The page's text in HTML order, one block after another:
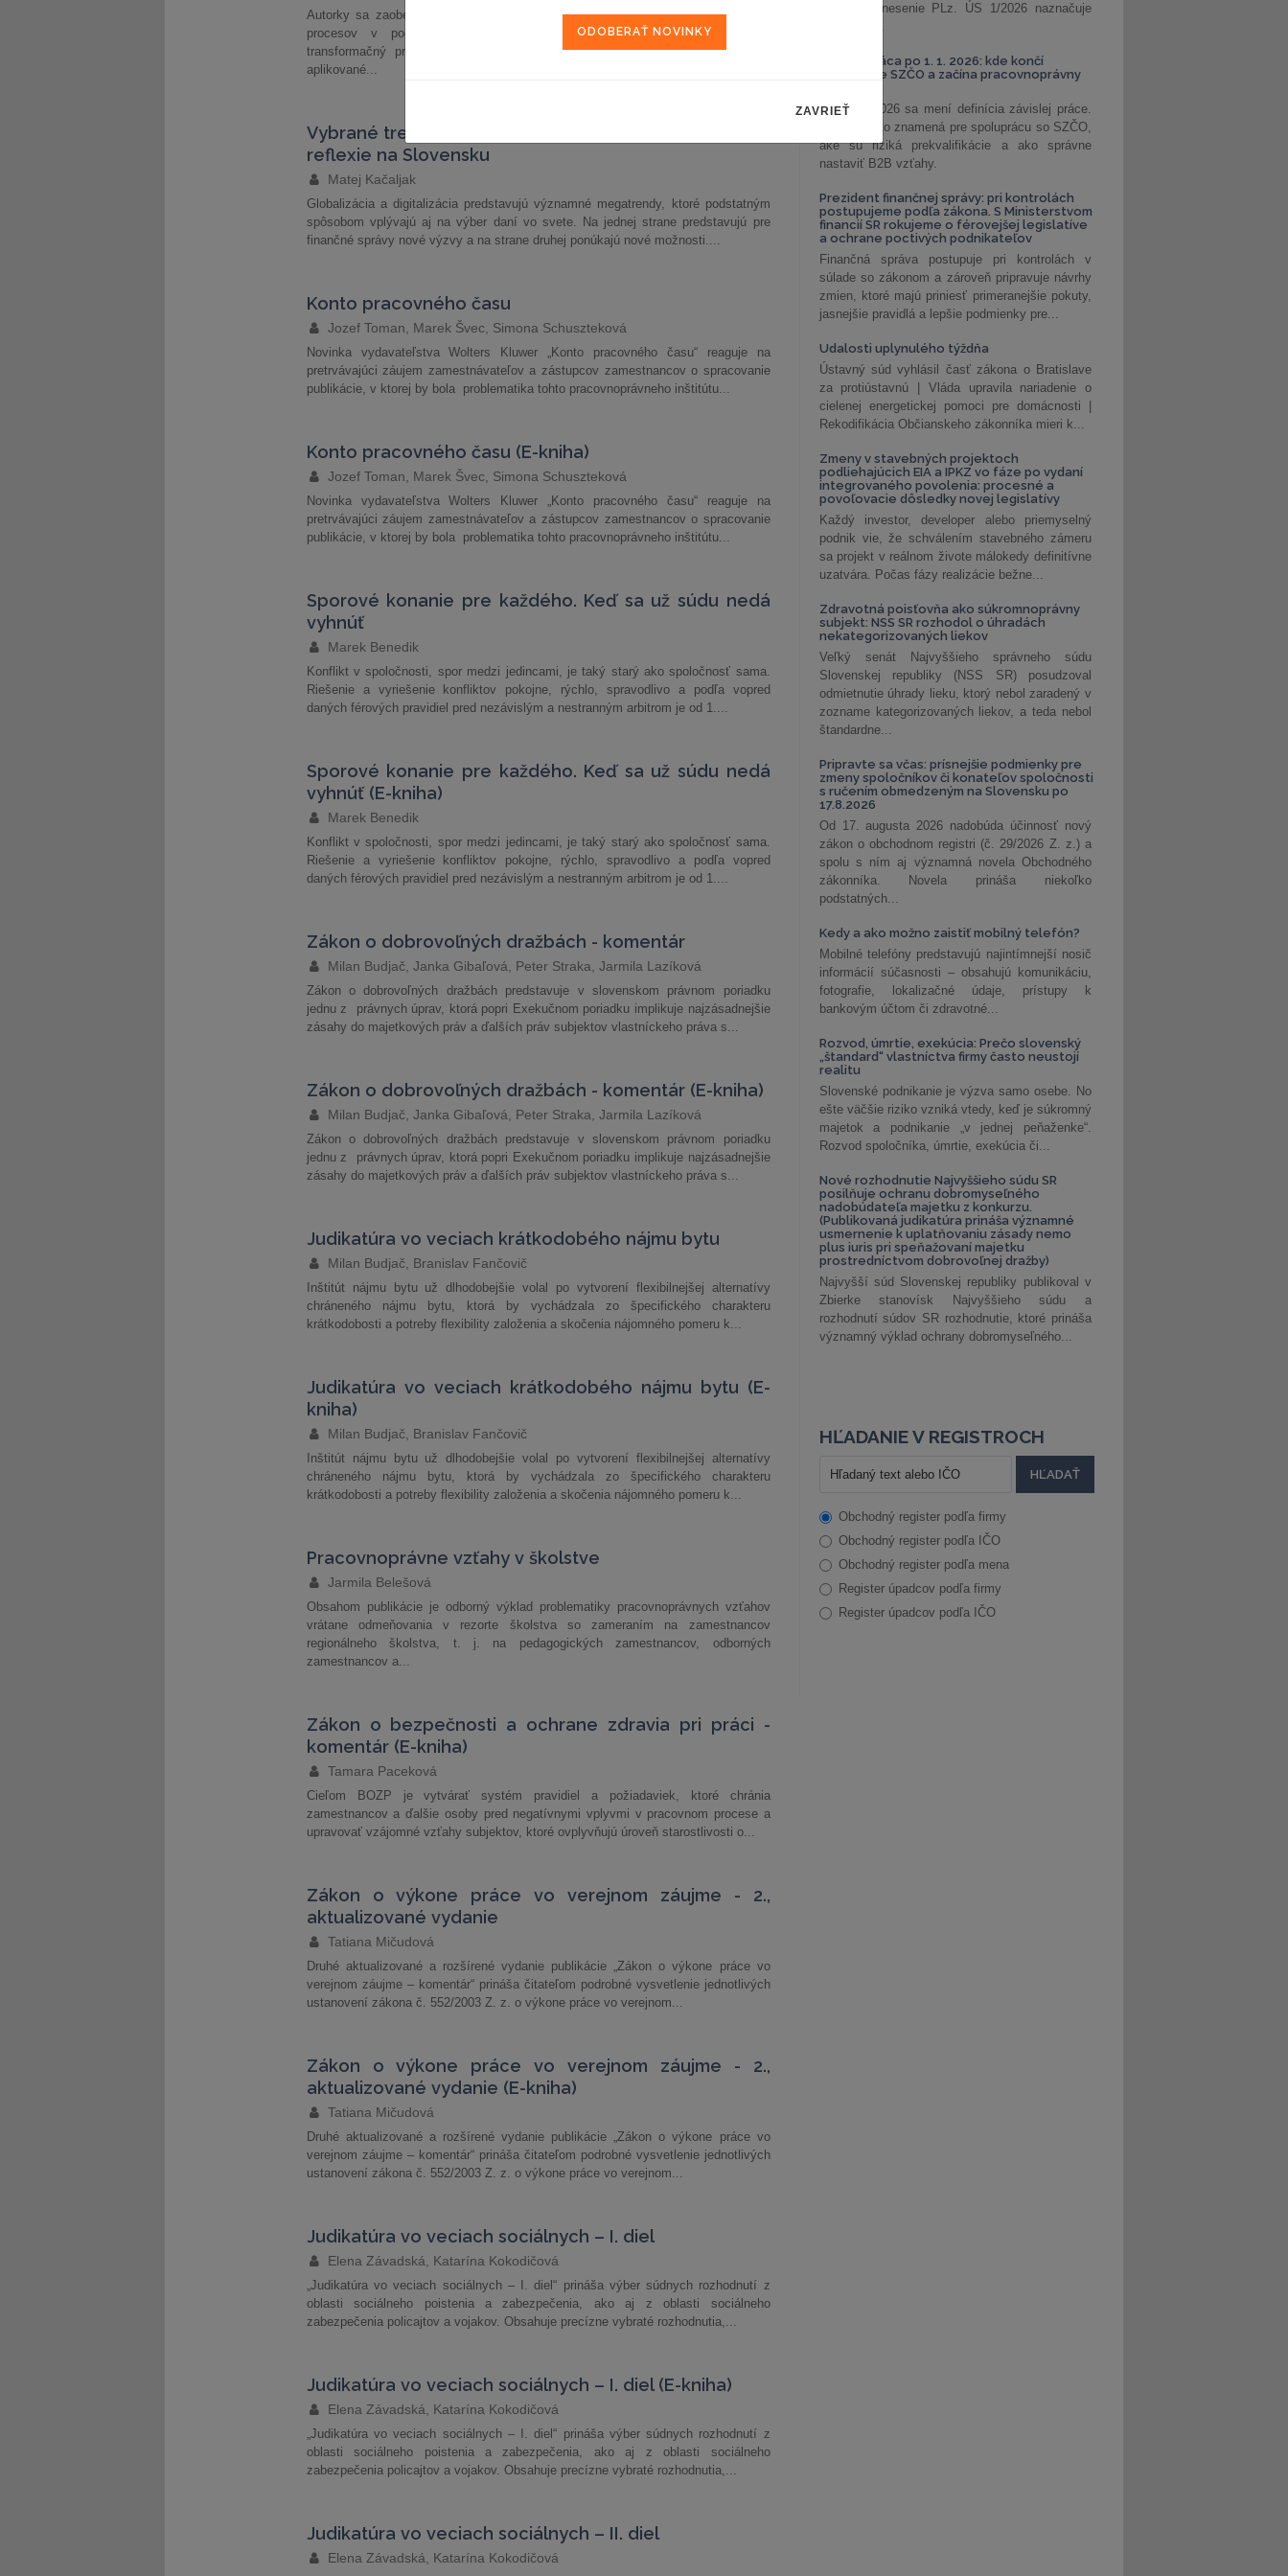
Autorky sa zaoberajú základnými otázkami činnosti podnikov a vyhodnocovania
procesov v podnikoch prostredníctvom hodnotových nástrojov. Analyzujú
transformačný proces podniku, jeho prvky, fázy a sféry, ktoré sú následne
aplikované...
Vybrané trendy vo výbere daní a možnosti ich právnej
reflexie na Slovensku
Matej Kačaljak
Globalizácia a digitalizácia predstavujú významné megatrendy, ktoré podstatným
spôsobom vplývajú aj na výber daní vo svete. Na jednej strane predstavujú pre
finančné správy nové výzvy a na strane druhej ponúkajú nové možnosti....
Konto pracovného času
Jozef Toman, Marek Švec, Simona Schuszteková
Novinka vydavateľstva Wolters Kluwer „Konto pracovného času“ reaguje na
pretrvávajúci záujem zamestnávateľov a zástupcov zamestnancov o spracovanie
publikácie, v ktorej by bola problematika tohto pracovnoprávneho inštitútu...
Konto pracovného času (E-kniha)
Jozef Toman, Marek Švec, Simona Schuszteková
Novinka vydavateľstva Wolters Kluwer „Konto pracovného času“ reaguje na
pretrvávajúci záujem zamestnávateľov a zástupcov zamestnancov o spracovanie
publikácie, v ktorej by bola problematika tohto pracovnoprávneho inštitútu...
Sporové konanie pre každého. Keď sa už súdu nedá
vyhnúť
Marek Benedik
Konflikt v spoločnosti, spor medzi jedincami, je taký starý ako spoločnosť sama.
Riešenie a vyriešenie konfliktov pokojne, rýchlo, spravodlivo a podľa vopred
daných férových pravidiel pred nezávislým a nestranným arbitrom je od 1....
Sporové konanie pre každého. Keď sa už súdu nedá
vyhnúť (E-kniha)
Marek Benedik
Konflikt v spoločnosti, spor medzi jedincami, je taký starý ako spoločnosť sama.
Riešenie a vyriešenie konfliktov pokojne, rýchlo, spravodlivo a podľa vopred
daných férových pravidiel pred nezávislým a nestranným arbitrom je od 1....
Zákon o dobrovoľných dražbách - komentár
Milan Budjač, Janka Gibaľová, Peter Straka, Jarmila Lazíková
Zákon o dobrovoľných dražbách predstavuje v slovenskom právnom poriadku
jednu z právnych úprav, ktorá popri Exekučnom poriadku implikuje najzásadnejšie
zásahy do majetkových práv a ďalších práv subjektov vlastníckeho práva s...
Zákon o dobrovoľných dražbách - komentár (E-kniha)
Milan Budjač, Janka Gibaľová, Peter Straka, Jarmila Lazíková
Zákon o dobrovoľných dražbách predstavuje v slovenskom právnom poriadku
jednu z právnych úprav, ktorá popri Exekučnom poriadku implikuje najzásadnejšie
zásahy do majetkových práv a ďalších práv subjektov vlastníckeho práva s...
Judikatúra vo veciach krátkodobého nájmu bytu
Milan Budjač, Branislav Fančovič
Inštitút nájmu bytu už dlhodobejšie volal po vytvorení flexibilnejšej alternatívy
chráneného nájmu bytu, ktorá by vychádzala zo špecifického charakteru
krátkodobosti a potreby flexibility založenia a skočenia nájomného pomeru k...
Judikatúra vo veciach krátkodobého nájmu bytu (E-
kniha)
Milan Budjač, Branislav Fančovič
Inštitút nájmu bytu už dlhodobejšie volal po vytvorení flexibilnejšej alternatívy
chráneného nájmu bytu, ktorá by vychádzala zo špecifického charakteru
krátkodobosti a potreby flexibility založenia a skočenia nájomného pomeru k...
Pracovnoprávne vzťahy v školstve
Jarmila Belešová
Obsahom publikácie je odborný výklad problematiky pracovnoprávnych vzťahov
vrátane odmeňovania v rezorte školstva so zameraním na zamestnancov
regionálneho školstva, t. j. na pedagogických zamestnancov, odborných
zamestnancov a...
Zákon o bezpečnosti a ochrane zdravia pri práci -
komentár (E-kniha)
Tamara Paceková
Cieľom BOZP je vytvárať systém pravidiel a požiadaviek, ktoré chránia
zamestnancov a ďalšie osoby pred negatívnymi vplyvmi v pracovnom procese a
upravovať vzájomné vzťahy subjektov, ktoré ovplyvňujú úroveň starostlivosti o...
Zákon o výkone práce vo verejnom záujme - 2.,
aktualizované vydanie
Tatiana Mičudová
Druhé aktualizované a rozšírené vydanie publikácie „Zákon o výkone práce vo
verejnom záujme – komentár“ prináša čitateľom podrobné vysvetlenie jednotlivých
ustanovení zákona č. 552/2003 Z. z. o výkone práce vo verejnom...
Zákon o výkone práce vo verejnom záujme - 2.,
aktualizované vydanie (E-kniha)
Tatiana Mičudová
Druhé aktualizované a rozšírené vydanie publikácie „Zákon o výkone práce vo
verejnom záujme – komentár“ prináša čitateľom podrobné vysvetlenie jednotlivých
ustanovení zákona č. 552/2003 Z. z. o výkone práce vo verejnom...
Judikatúra vo veciach sociálnych – I. diel
Elena Závadská, Katarína Kokodičová
„Judikatúra vo veciach sociálnych – I. diel“ prináša výber súdnych rozhodnutí z
oblasti sociálneho poistenia a zabezpečenia, ako aj z oblasti sociálneho
zabezpečenia policajtov a vojakov. Obsahuje precízne vybraté rozhodnutia,...
Judikatúra vo veciach sociálnych – I. diel (E-kniha)
Elena Závadská, Katarína Kokodičová
„Judikatúra vo veciach sociálnych – I. diel“ prináša výber súdnych rozhodnutí z
oblasti sociálneho poistenia a zabezpečenia, ako aj z oblasti sociálneho
zabezpečenia policajtov a vojakov. Obsahuje precízne vybraté rozhodnutia,...
Judikatúra vo veciach sociálnych – II. diel
Elena Závadská, Katarína Kokodičová
celkov. Uznesenie PLz. ÚS 1/2026 naznačuje
odklon od...
Závislá práca po 1. 1. 2026: kde končí
podnikanie SZČO a začína pracovnoprávny
Od 1. 1. 2026 sa mení definícia závislej práce.
Zistite, čo to znamená pre spoluprácu so SZČO,
aké sú riziká prekvalifikácie a ako správne
nastaviť B2B vzťahy.
Prezident finančnej správy: pri kontrolách
postupujeme podľa zákona. S Ministerstvom
financií SR rokujeme o férovejšej legislatíve
a ochrane poctivých podnikateľov
Finančná správa postupuje pri kontrolách v
súlade so zákonom a zároveň pripravuje návrhy
zmien, ktoré majú priniesť primeranejšie pokuty,
jasnejšie pravidlá a lepšie podmienky pre...
Udalosti uplynulého týždňa
Ústavný súd vyhlásil časť zákona o Bratislave
za protiústavnú | Vláda upravila nariadenie o
cielenej energetickej pomoci pre domácnosti |
Rekodifikácia Občianskeho zákonníka mieri k...
Zmeny v stavebných projektoch
podliehajúcich EIA a IPKZ vo fáze po vydaní
integrovaného povolenia: procesné a
povoľovacie dôsledky novej legislatívy
Každý investor, developer alebo priemyselný
podnik vie, že schválením stavebného zámeru
sa projekt v reálnom živote málokedy definitívne
uzatvára. Počas fázy realizácie bežne...
Zdravotná poisťovňa ako súkromnoprávny
subjekt: NSS SR rozhodol o úhradách
nekategorizovaných liekov
Veľký senát Najvyššieho správneho súdu
Slovenskej republiky (NSS SR) posudzoval
odmietnutie úhrady lieku, ktorý nebol zaradený v
zozname kategorizovaných liekov, a teda nebol
štandardne...
Pripravte sa včas: prísnejšie podmienky pre
zmeny spoločníkov či konateľov spoločnosti
s ručením obmedzeným na Slovensku po
17.8.2026
Od 17. augusta 2026 nadobúda účinnosť nový
zákon o obchodnom registri (č. 29/2026 Z. z.) a
spolu s ním aj významná novela Obchodného
zákonníka. Novela prináša niekoľko
podstatných...
Kedy a ako možno zaistiť mobilný telefón?
Mobilné telefóny predstavujú najintímnejší nosič
informácií súčasnosti – obsahujú komunikáciu,
fotografie, lokalizačné údaje, prístupy k
bankovým účtom či zdravotné...
Rozvod, úmrtie, exekúcia: Prečo slovenský
„štandard“ vlastníctva firmy často neustojí
realitu
Slovenské podnikanie je výzva samo osebe. No
ešte väčšie riziko vzniká vtedy, keď je súkromný
majetok a podnikanie „v jednej peňaženke“.
Rozvod spoločníka, úmrtie, exekúcia či...
Nové rozhodnutie Najvyššieho súdu SR
posilňuje ochranu dobromyseľného
nadobúdateľa majetku z konkurzu.
(Publikovaná judikatúra prináša významné
usmernenie k uplatňovaniu zásady nemo
plus iuris pri speňažovaní majetku
prostredníctvom dobrovoľnej dražby)
Najvyšší súd Slovenskej republiky publikoval v
Zbierke stanovísk Najvyššieho súdu a
rozhodnutí súdov SR rozhodnutie, ktoré prináša
významný výklad ochrany dobromyseľného...
HĽADANIE V REGISTROCH
Obchodný register podľa firmy
Obchodný register podľa IČO
Obchodný register podľa mena
Register úpadcov podľa firmy
Register úpadcov podľa IČO
ZAVRIEŤ